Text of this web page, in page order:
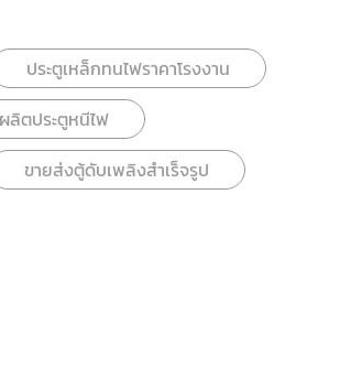
ประตูเหล็กทนไฟราคาโรงงาน
ลิตประตูหนีไฟ
ขายส่งตู้ดับเพลิงสำเร็จรูป